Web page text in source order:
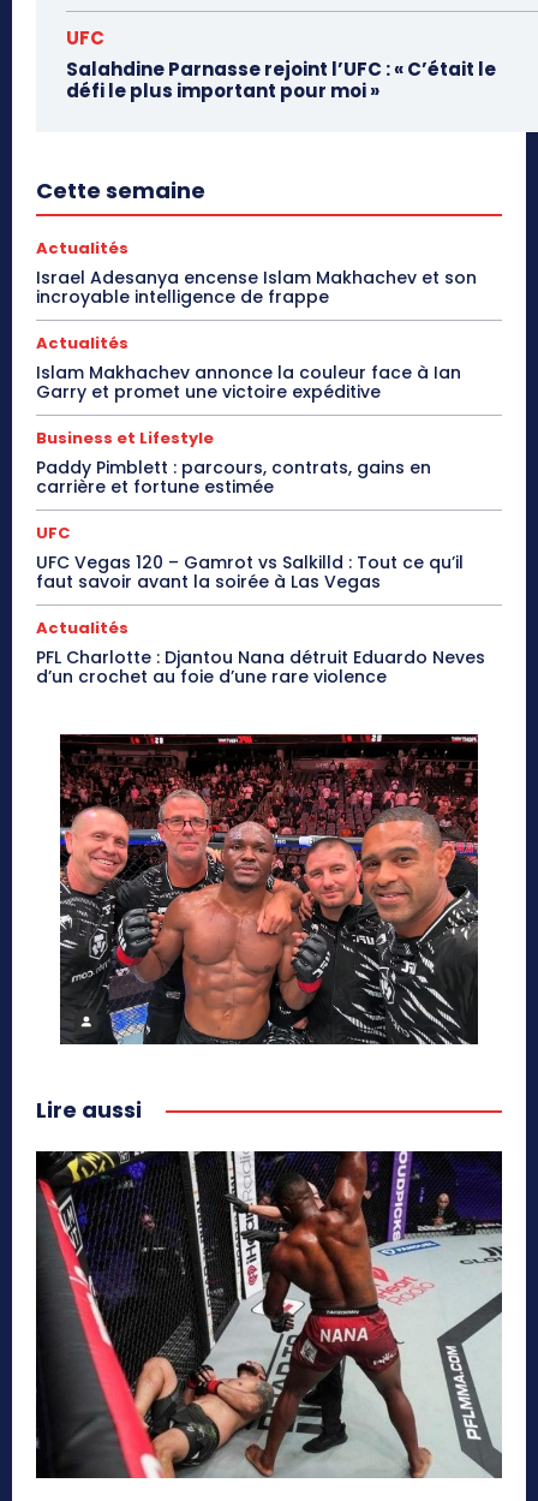
UFC
Salahdine Parnasse rejoint l’UFC : « C’était le
défi le plus important pour moi »
Cette semaine
Actualités
Israel Adesanya encense Islam Makhachev et son
incroyable intelligence de frappe
Actualités
Islam Makhachev annonce la couleur face à Ian
Garry et promet une victoire expéditive
Business et Lifestyle
Paddy Pimblett : parcours, contrats, gains en
carrière et fortune estimée
UFC
UFC Vegas 120 – Gamrot vs Salkilld : Tout ce qu’il
faut savoir avant la soirée à Las Vegas
Actualités
PFL Charlotte : Djantou Nana détruit Eduardo Neves
d’un crochet au foie d’une rare violence
Lire aussi